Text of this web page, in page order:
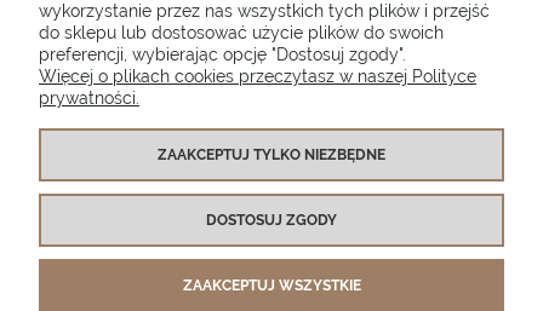
Poduszki ogrodowe Setgarden.com | Lubelska 1A, 10-409 Olsztyn |
NIP: 7391986025
(+48) 885 281 885 biuro@setgarden.com
FACEBOOK PINTEREST
INSTAGRAM
wykorzystanie przez nas wszystkich tych plików i przejść
do sklepu lub dostosować użycie plików do swoich
preferencji, wybierając opcję "Dostosuj zgody".
Więcej o plikach cookies przeczytasz w naszej Polityce
prywatności.
ZAAKCEPTUJ TYLKO NIEZBĘDNE
DOSTOSUJ ZGODY
ZAAKCEPTUJ WSZYSTKIE